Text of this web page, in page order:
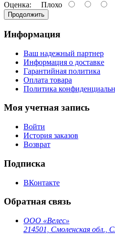
Оценка: Плохо
Продолжить
Информация
Ваш надежный партнер
Информация о доставке
Гарантийная политика
Оплата товара
Политика
Моя учетная запись
Войти
История заказов
Возврат
Подписка
ВКонтакте
Обратная связь
ООО «Велес»
214501, Смоленская обл.,